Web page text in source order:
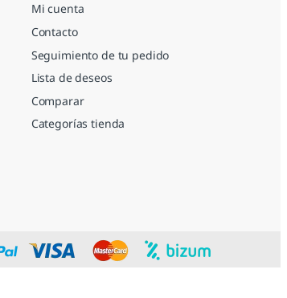
Mi cuenta
Contacto
Seguimiento de tu pedido
Lista de deseos
Comparar
Categorías tienda